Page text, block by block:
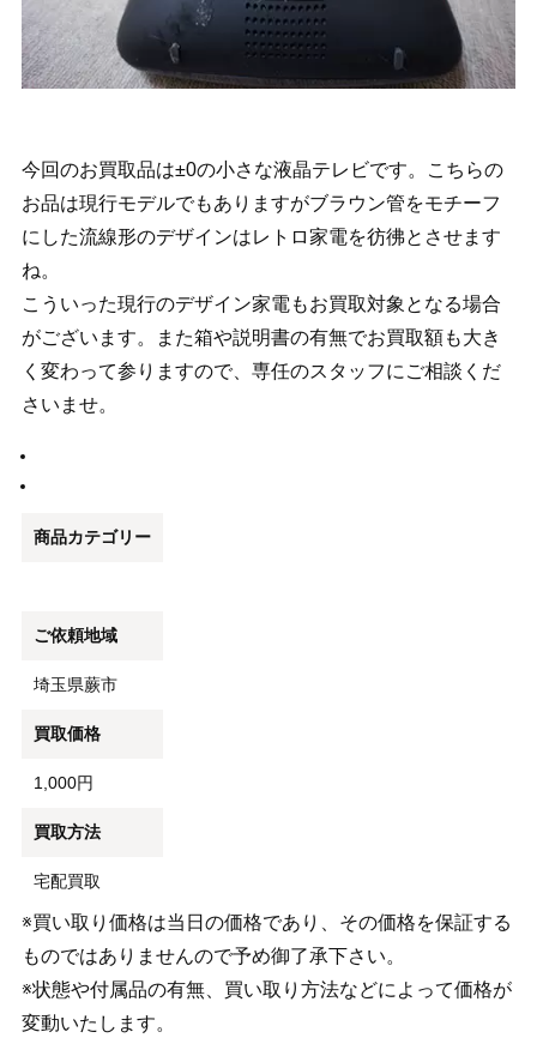
今回のお買取品は±0の小さな液晶テレビです。こちらの
お品は現行モデルでもありますがブラウン管をモチーフ
にした流線形のデザインはレトロ家電を彷彿とさせます
ね。
こういった現行のデザイン家電もお買取対象となる場合
がございます。また箱や説明書の有無でお買取額も大き
く変わって参りますので、専任のスタッフにご相談くだ
さいませ。
商品カテゴリー
ご依頼地域
埼玉県蕨市
買取価格
1,000円
買取方法
宅配買取
※買い取り価格は当日の価格であり、その価格を保証する
ものではありませんので予め御了承下さい。
※状態や付属品の有無、買い取り方法などによって価格が
変動いたします。